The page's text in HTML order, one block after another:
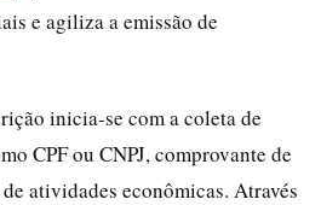
e agiliza a emissão de
inicia-se com a coleta de
CPF ou CNPJ, comprovante de
atividades econômicas. Através